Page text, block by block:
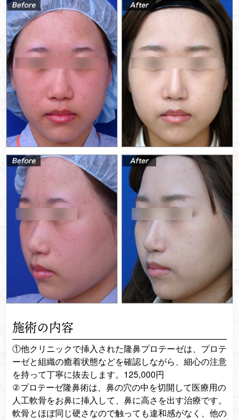
施術の内容
①他クリニックで挿入された隆鼻プロテーゼは、プロテ
ーゼと組織の癒着状態などを確認しながら、細心の注意
を持って丁寧に抜去します。125,000円
②プロテーゼ隆鼻術は、鼻の穴の中を切開して医療用の
人工軟骨をお鼻に挿入して、鼻に高さを出す治療です。
軟骨とほぼ同じ硬さなので触っても違和感がなく、他の